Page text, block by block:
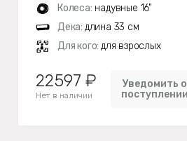
Колеса: надувные 16"
Дека: длина 33 см
Для кого: для взрослых
22597 ₽
Нет в наличии
Уведомить о
поступлении